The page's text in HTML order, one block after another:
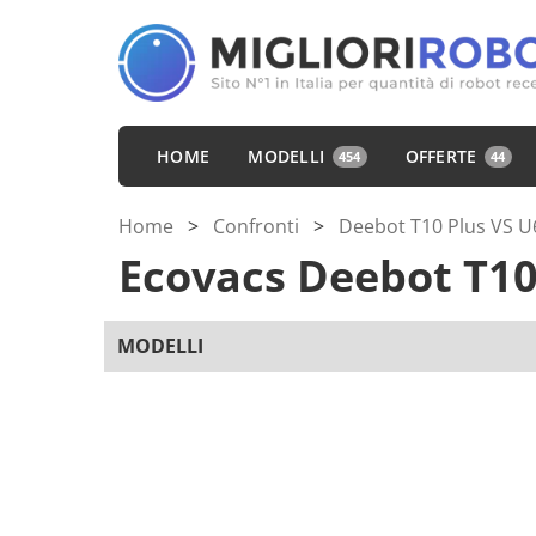
HOME MODELLI 454 OFFERTE 44
Home > Confronti > Deebot T10 Plus VS
Ecovacs Deebot
MODELLI